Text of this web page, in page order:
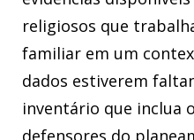
religiosos que
familiar em um
dados estiverem
inventário que inclua
defensores do